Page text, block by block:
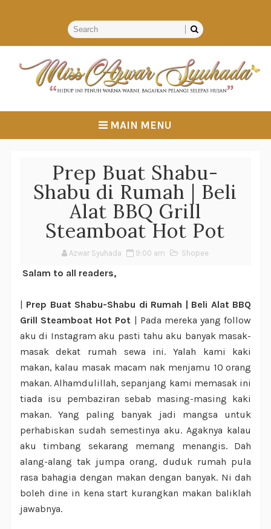
MAIN MENU
Prep Buat Shabu-
Shabu di Rumah | Beli
Alat BBQ Grill
Steamboat Hot Pot
Azwar Syuhada 9:00 am Shopee
Salam to all readers,
| Prep Buat Shabu-Shabu di Rumah | Beli Alat BBQ
Grill Steamboat Hot Pot | Pada mereka yang follow
aku di Instagram aku pasti tahu aku banyak masak-
masak dekat rumah sewa ini. Yalah kami kaki
makan, kalau masak macam nak menjamu 10 orang
makan. Alhamdulillah, sepanjang kami memasak ini
tiada isu pembaziran sebab masing-masing kaki
makan. Yang paling banyak jadi mangsa untuk
perhabiskan sudah semestinya aku. Agaknya kalau
aku timbang sekarang memang menangis. Dah
alang-alang tak jumpa orang, duduk rumah pula
rasa bahagia dengan makan dengan banyak. Ni dah
boleh dine in kena start kurangkan makan baliklah
jawabnya.